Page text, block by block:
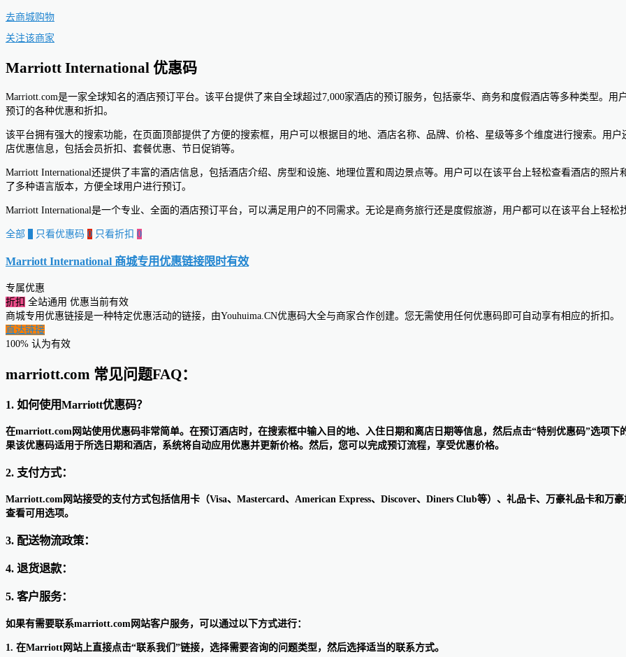
去商城购物
关注该商家
Marriott International 优惠码
Marriott.com是一家全球知名的酒店预订平台。该平台提供了来自全球超过7,000家酒店的预订服务，包括豪华、商务和度假酒店等多种类型。
预订的各种优惠和折扣。
该平台拥有强大的搜索功能，在页面顶部提供了方便的搜索框，用户可以根据目的地、酒店名称、品牌、价格、星级等多个维度进行搜索。用
店优惠信息，包括会员折扣、套餐优惠、节日促销等。
Marriott International还提供了丰富的酒店信息，包括酒店介绍、房型和设施、地理位置和周边景点等。用户可以在该平台上轻松查看酒店的照
了多种语言版本，方便全球用户进行预订。
Marriott International是一个专业、全面的酒店预订平台，可以满足用户的不同需求。无论是商务旅行还是度假旅游，用户都可以在该平台上轻
全部 只看优惠码 0 只看折扣 0
Marriott International 商城专用优惠链接限时有效
专属优惠
折扣 全站通用 优惠当前有效
商城专用优惠链接是一种特定优惠活动的链接，由Youhuima.CN优惠码大全与商家合作创建。您无需使用任何优惠码即可自动享有相应的折扣。
直达链接
100% 认为有效
marriott.com 常见问题FAQ：
1. 如何使用Marriott优惠码？
在marriott.com网站使用优惠码非常简单。在预订酒店时，在搜索框中输入目的地、入住日期和离店日期等信息，然后点击“特别优惠码”选项
果该优惠码适用于所选日期和酒店，系统将自动应用优惠并更新价格。然后，您可以完成预订流程，享受优惠价格。
2. 支付方式：
Marriott.com网站接受的支付方式包括信用卡（Visa、Mastercard、American Express、Discover、Diners Club等）、礼品卡、万豪礼品卡和万
查看可用选项。
3. 配送物流政策：
4. 退货退款：
5. 客户服务：
如果有需要联系marriott.com网站客户服务，可以通过以下方式进行：
1. 在Marriott网站上直接点击“联系我们”链接，选择需要咨询的问题类型，然后选择适当的联系方式。